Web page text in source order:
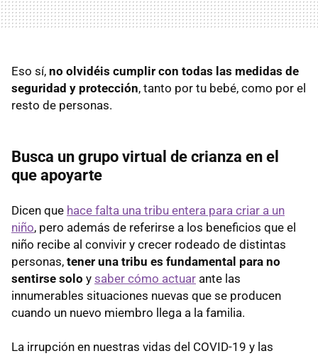
Eso sí, no olvidéis cumplir con todas las medidas de
seguridad y protección, tanto por tu bebé, como por el
resto de personas.
Busca un grupo virtual de crianza en el
que apoyarte
Dicen que hace falta una tribu entera para criar a un
niño, pero además de referirse a los beneficios que el
niño recibe al convivir y crecer rodeado de distintas
personas, tener una tribu es fundamental para no
sentirse solo y saber cómo actuar ante las
innumerables situaciones nuevas que se producen
cuando un nuevo miembro llega a la familia.
La irrupción en nuestras vidas del COVID-19 y las